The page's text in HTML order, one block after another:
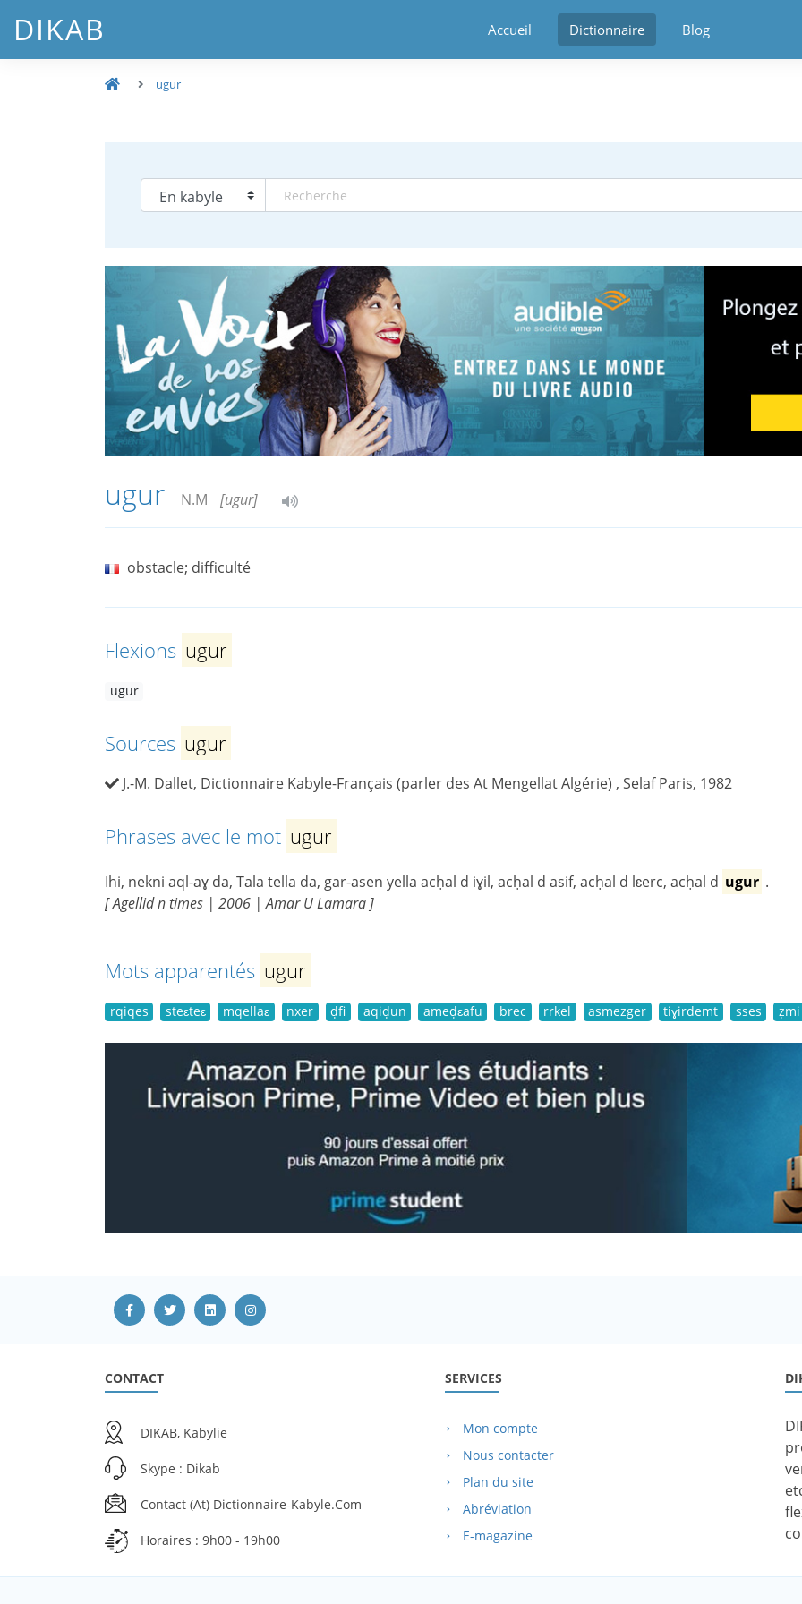
DIKAB Accueil Dictionnaire Blog
ugur
ugur N.M [ugur]
obstacle; difficulté
Flexions ugur
ugur
Sources ugur
J.-M. Dallet, Dictionnaire Kabyle-Français (parler des At Mengellat Algérie) , Selaf Paris, 1982
Phrases avec le mot ugur
Ihi, nekni aql-aɣ da, Tala tella da, gar-asen yella acḥal d iɣil, acḥal d asif, acḥal d lɛerc, acḥal d ugur .
[ Agellid n times | 2006 | Amar U Lamara ]
Mots apparentés ugur
rqiqes steɛteɛ mqellaɛ nxer ḍfi aqiḍun ameḍɛafu brec rrkel asmezger tiɣirdemt sses ẓmi
CONTACT
DIKAB, Kabylie
Skype : Dikab
Contact (at) Dictionnaire-Kabyle.com
Horaires : 9h00 - 19h00
SERVICES
Mon compte
Nous contacter
Plan du site
Abréviation
E-magazine